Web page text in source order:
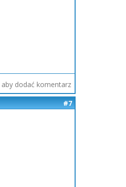
aby dodać komentarz
#7